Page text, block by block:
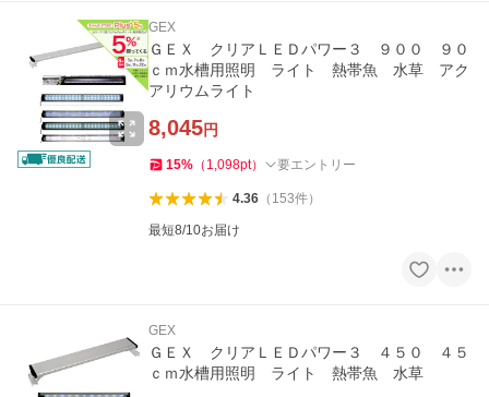
GEX
ＧＥＸ クリアＬＥＤパワー３ ９００ ９０
ｃｍ水槽用照明 ライト 熱帯魚 水草 アク
アリウムライト
8,045円
15% （ 1,098pt） 要エントリー
4.36（ 153件）
最短8/10お届け
GEX
ＧＥＸ クリアＬＥＤパワー３ ４５０ ４５
ｃｍ水槽用照明 ライト 熱帯魚 水草